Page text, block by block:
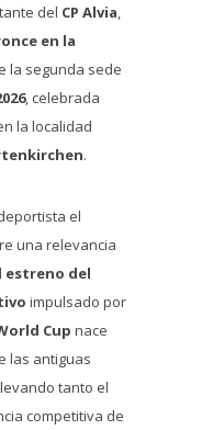
del CP Alvia,
en la
la segunda sede
, celebrada
la localidad
.
el
una relevancia
estreno del
impulsado por
Cup nace
las antiguas
tanto el
competitiva de